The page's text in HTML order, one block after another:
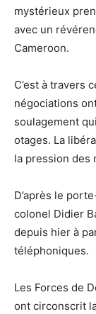
mystérieux
avec un
Cameroon.
C’est à travers
négociations
soulagement
otages. La
la pression des
D’après le
colonel Didier
depuis hier à
téléphoniques.
Les Forces de
ont circonscrit